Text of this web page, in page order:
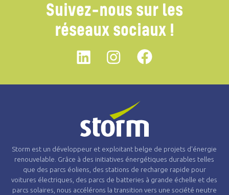
Suivez-nous sur les
réseaux sociaux !
Storm est un développeur et exploitant belge de projets d'énergie
renouvelable. Grâce à des initiatives énergétiques durables telles
que des parcs éoliens, des stations de recharge rapide pour
voitures électriques, des parcs de batteries à grande échelle et des
parcs solaires, nous accélérons la transition vers une société neutre